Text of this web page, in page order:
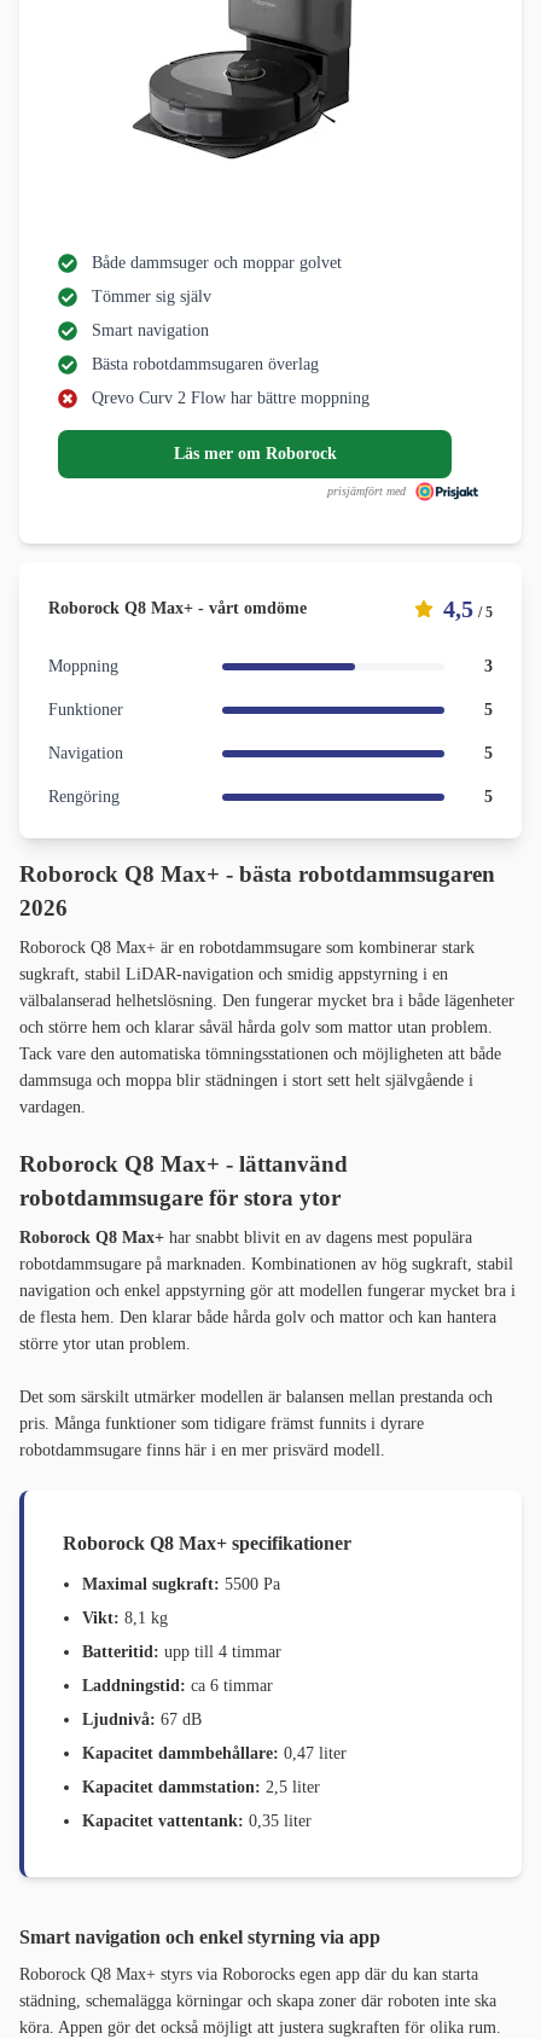
Både dammsuger och moppar golvet
Tömmer sig själv
Smart navigation
Bästa robotdammsugaren överlag
Qrevo Curv 2 Flow har bättre moppning
Läs mer om Roborock
prisjämfört med
Roborock Q8 Max+ - vårt omdöme 4,5 / 5
Moppning 3
Funktioner 5
Navigation 5
Rengöring 5
Roborock Q8 Max+ - bästa robotdammsugaren
2026
Roborock Q8 Max+ är en robotdammsugare som kombinerar stark
sugkraft, stabil LiDAR-navigation och smidig appstyrning i en
välbalanserad helhetslösning. Den fungerar mycket bra i både lägenheter
och större hem och klarar såväl hårda golv som mattor utan problem.
Tack vare den automatiska tömningsstationen och möjligheten att både
dammsuga och moppa blir städningen i stort sett helt självgående i
vardagen.
Roborock Q8 Max+ - lättanvänd
robotdammsugare för stora ytor
Roborock Q8 Max+ har snabbt blivit en av dagens mest populära
robotdammsugare på marknaden. Kombinationen av hög sugkraft, stabil
navigation och enkel appstyrning gör att modellen fungerar mycket bra i
de flesta hem. Den klarar både hårda golv och mattor och kan hantera
större ytor utan problem.
Det som särskilt utmärker modellen är balansen mellan prestanda och
pris. Många funktioner som tidigare främst funnits i dyrare
robotdammsugare finns här i en mer prisvärd modell.
Roborock Q8 Max+ specifikationer
Maximal sugkraft: 5500 Pa
Vikt: 8,1 kg
Batteritid: upp till 4 timmar
Laddningstid: ca 6 timmar
Ljudnivå: 67 dB
Kapacitet dammbehållare: 0,47 liter
Kapacitet dammstation: 2,5 liter
Kapacitet vattentank: 0,35 liter
Smart navigation och enkel styrning via app
Roborock Q8 Max+ styrs via Roborocks egen app där du kan starta
städning, schemalägga körningar och skapa zoner där roboten inte ska
köra. Appen gör det också möjligt att justera sugkraften för olika rum.